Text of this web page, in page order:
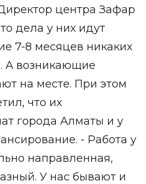
центра Зафар
дела у них идут
7-8 месяцев никаких
А возникающие
на месте. При этом
что их
города Алматы и у
- Работа у
направленная,
У нас бывают и